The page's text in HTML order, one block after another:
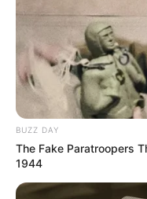
BUZZ DAY
The Fake Paratroopers
1944